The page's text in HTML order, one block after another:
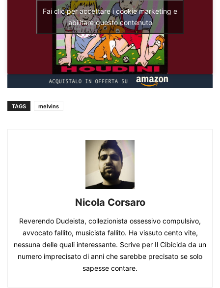
Fai clic per accettare i cookie marketing e
abilitare questo contenuto
TAGS melvins
Nicola Corsaro
Reverendo Dudeista, collezionista ossessivo compulsivo,
avvocato fallito, musicista fallito. Ha vissuto cento vite,
nessuna delle quali interessante. Scrive per Il Cibicida da un
numero imprecisato di anni che sarebbe precisato se solo
sapesse contare.